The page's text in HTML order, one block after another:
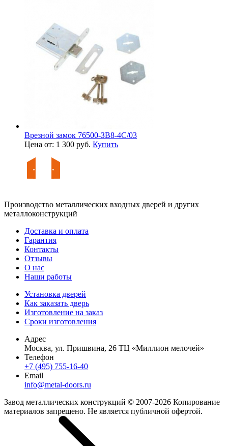
Врезной замок 76500-ЗВ8-4С/03
Цена от: 1 300 руб. Купить
Производство металлических входных дверей и других
металлоконструкций
Доставка и оплата
Гарантия
Контакты
Отзывы
О нас
Наши работы
Установка дверей
Как заказать дверь
Изготовление на заказ
Сроки изготовления
Адрес
Москва, ул. Пришвина, 26 ТЦ «Миллион мелочей»
Телефон
+7 (495) 755-16-40
Email
info@metal-doors.ru
Завод металлических конструкций © 2007-2026 Копирование
материалов запрещено. Не является публичной офертой.